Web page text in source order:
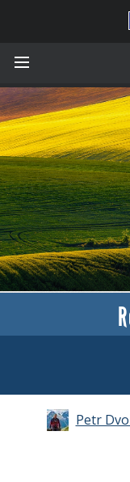
Petr